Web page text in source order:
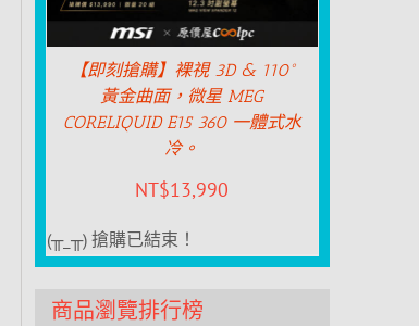
【即刻搶購】裸視 3D & 110°
黃金曲面，微星 MEG
CORELIQUID E15 360 一體式水
冷。
NT$13,990
(╥_╥) 搶購已結束！
商品瀏覽排行榜